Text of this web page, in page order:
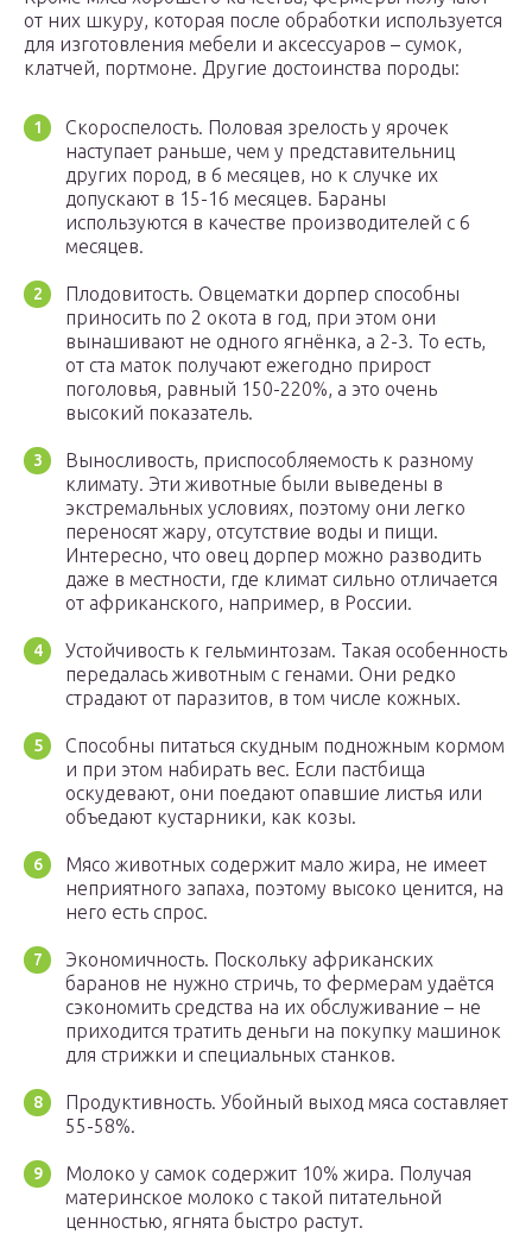
от них шкуру, которая после обработки используется
для изготовления мебели и аксессуаров – сумок,
клатчей, портмоне. Другие достоинства породы:
Скороспелость. Половая зрелость у ярочек
наступает раньше, чем у представительниц
других пород, в 6 месяцев, но к случке их
допускают в 15-16 месяцев. Бараны
используются в качестве производителей с 6
месяцев.
Плодовитость. Овцематки дорпер способны
приносить по 2 окота в год, при этом они
вынашивают не одного ягнёнка, а 2-3. То есть,
от ста маток получают ежегодно прирост
поголовья, равный 150-220%, а это очень
высокий показатель.
Выносливость, приспособляемость к разному
климату. Эти животные были выведены в
экстремальных условиях, поэтому они легко
переносят жару, отсутствие воды и пищи.
Интересно, что овец дорпер можно разводить
даже в местности, где климат сильно отличается
от африканского, например, в России.
Устойчивость к гельминтозам. Такая особенность
передалась животным с генами. Они редко
страдают от паразитов, в том числе кожных.
Способны питаться скудным подножным кормом
и при этом набирать вес. Если пастбища
оскудевают, они поедают опавшие листья или
объедают кустарники, как козы.
Мясо животных содержит мало жира, не имеет
неприятного запаха, поэтому высоко ценится, на
него есть спрос.
Экономичность. Поскольку африканских
баранов не нужно стричь, то фермерам удаётся
сэкономить средства на их обслуживание – не
приходится тратить деньги на покупку машинок
для стрижки и специальных станков.
Продуктивность. Убойный выход мяса составляет
55-58%.
Молоко у самок содержит 10% жира. Получая
материнское молоко с такой питательной
ценностью, ягнята быстро растут.